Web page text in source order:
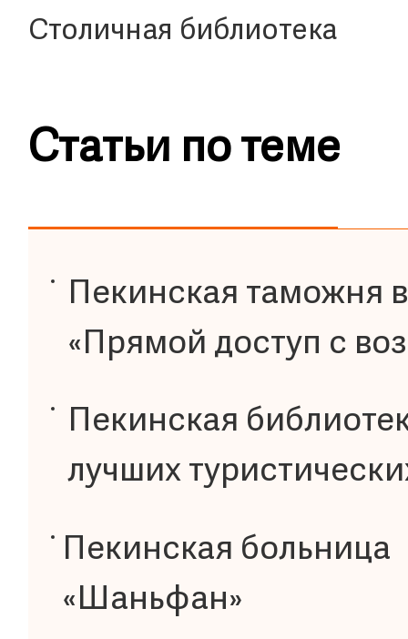
Столичная библиотека
Статьи по теме
Пекинская таможня
«Прямой доступ с
Пекинская
лучших
Пекинская больница
«Шаньфан»